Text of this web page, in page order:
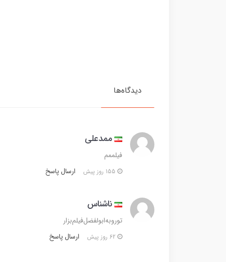
دیدگاه‌ها
ممدعلی
فیلممم
ارسال پاسخ
ناشناس
تورو‌به‌ابولفضل‌فیلم‌بزار
ارسال پاسخ